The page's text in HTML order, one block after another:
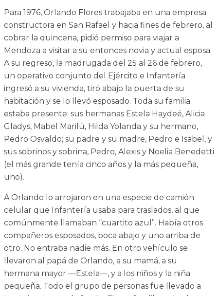
Para 1976, Orlando Flores trabajaba en una empresa
constructora en San Rafael y hacia fines de febrero, al
cobrar la quincena, pidió permiso para viajar a
Mendoza a visitar a su entonces novia y actual esposa.
A su regreso, la madrugada del 25 al 26 de febrero,
un operativo conjunto del Ejército e Infantería
ingresó a su vivienda, tiró abajo la puerta de su
habitación y se lo llevó esposado. Toda su familia
estaba presente: sus hermanas Estela Haydeé, Alicia
Gladys, Mabel Marilú, Hilda Yolanda y su hermano,
Pedro Osvaldo; su padre y su madre, Pedro e Isabel, y
sus sobrinos y sobrina, Pedro, Alexis y Noelia Benedetti
(el más grande tenía cinco años y la más pequeña,
uno).
A Orlando lo arrojaron en una especie de camión
celular que Infantería usaba para traslados, al que
comúnmente llamaban “cuartito azul”. Había otros
compañeros esposados, boca abajo y uno arriba de
otro. No entraba nadie más. En otro vehículo se
llevaron al papá de Orlando, a su mamá, a su
hermana mayor —Estela—, y a los niños y la niña
pequeña. Todo el grupo de personas fue llevado a